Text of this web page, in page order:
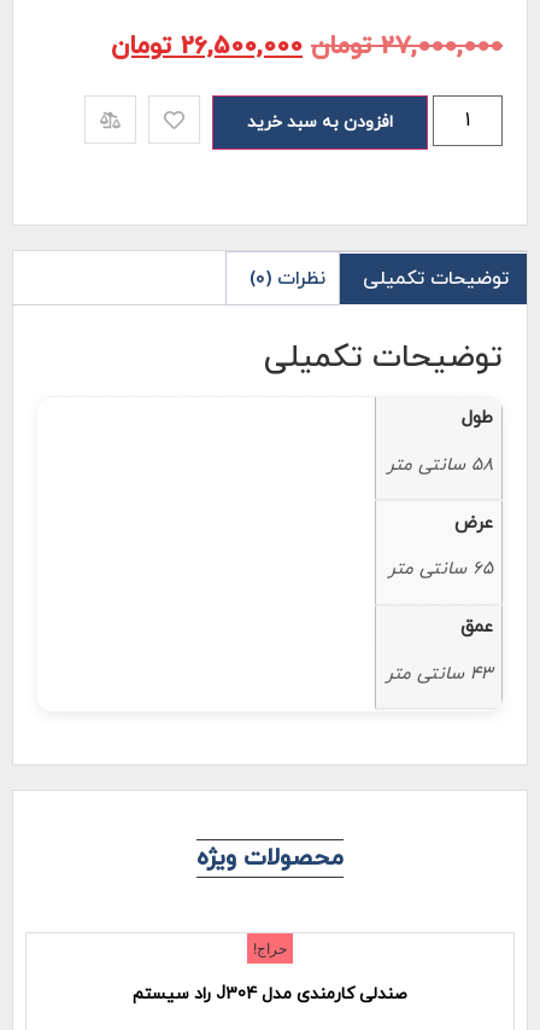
27,000,000 تومان 26,500,000 تومان
افزودن به سبد خرید
توضیحات تکمیلی نظرات (0)
توضیحات تکمیلی
طول
58 سانتی متر
عرض
65 سانتی متر
عمق
43 سانتی متر
محصولات ویژه
حراج!
صندلی کارمندی مدل J304 راد سیستم